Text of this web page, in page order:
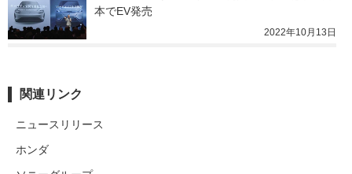
本でEV発売
2022年10月13日
関連リンク
ニュースリリース
ホンダ